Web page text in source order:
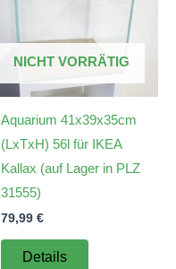
NICHT VORRÄTIG
Aquarium 41x39x35cm
(LxTxH) 56l für IKEA
Kallax (auf Lager in PLZ
31555)
79,99 €
Details